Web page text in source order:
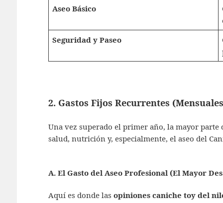
Aseo Básico
Seguridad y Paseo
2. Gastos Fijos Recurrentes
Una vez superado el primer año, la mayor parte
salud, nutrición y, especialmente, el aseo del
A. El Gasto del Aseo Profesional (El Mayor
Aquí es donde las opiniones caniche toy del